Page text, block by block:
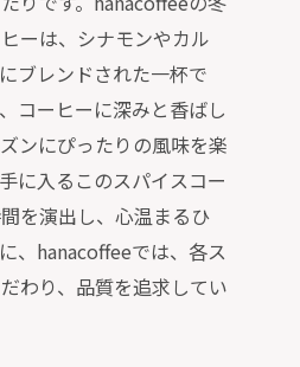
ーは、シナモンやカル
ブレンドされた一杯で
コーヒーに深みと香ばし
ンにぴったりの風味を楽
に入るこのスパイスコー
を演出し、心温まるひ
、hanacoffeeでは、各ス
わり、品質を追求してい